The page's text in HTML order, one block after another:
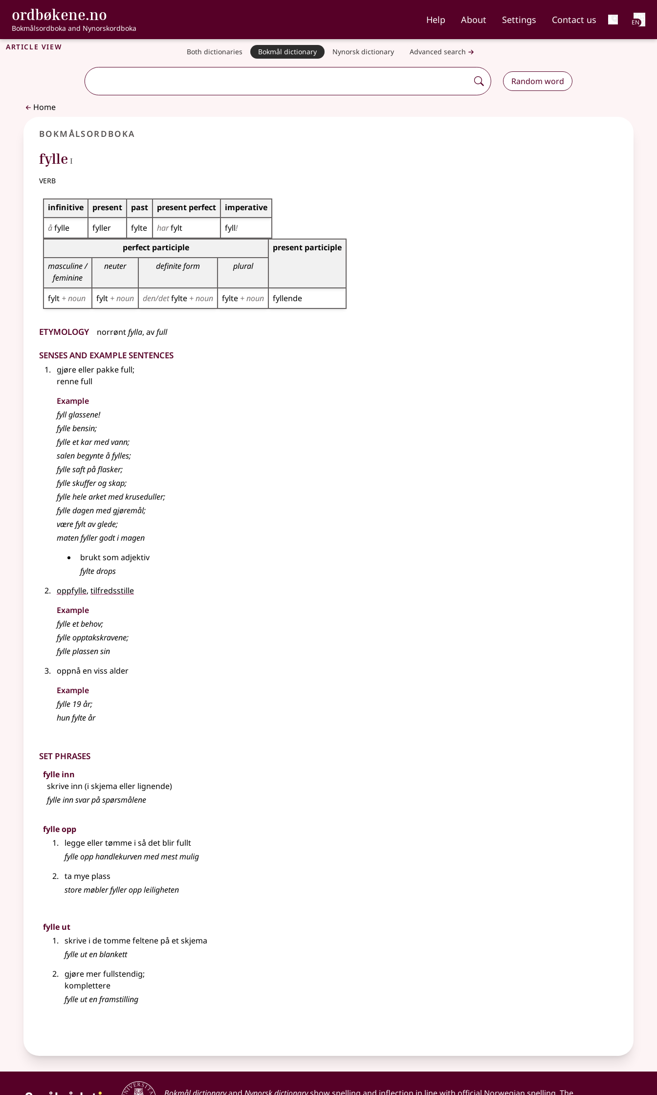
Skip to main content
Accessibility
ordbøkene.no
Bokmålsordboka and Nynorskordboka
Help About Settings Contact us EN
Article view Both dictionaries Bokmål dictionary Nynorsk dictionary Advanced search
Random word
Home
Bokmålsordboka
fylle I
verb
Inflection table for this verb
infinitive present past present perfect
imperative
åfylle fyller fylte harfylt fyll!
Inflection table for the participles of this verb
perfect participle
present participle
masculine /
feminine
neuter definite form plural
fylt + noun fylt + noun den/detfylte + noun fylte + noun fyllende
Etymology norrøntfylla, avfull
Senses and Example Sentences
gjøre eller pakke full;
renne full
Example
fyll glassene!
fyllebensin;
fylleet kar med vann;
salen begynte åfylles;
fyllesaft på flasker;
fylleskuffer og skap;
fyllehele arket med kruseduller;
fylledagen med gjøremål;
være fylt av glede;
matenfyllergodt i magen
brukt som adjektiv
fylte drops
oppfylle, tilfredsstille
Example
fylleet behov;
fylleopptakskravene;
fylleplassen sin
oppnå en viss alder
Example
fylle 19 år;
hun fylte år
Set phrases
fylle inn
skrive inn (i skjema eller lignende)
fylle inn svar på spørsmålene
fylle opp
legge eller tømme i så det blir fullt
fylle opp handlekurven med mest mulig
ta mye plass
store møbler fyller opp leiligheten
fylle ut
skrive i de tomme feltene på et skjema
fylle ut en blankett
gjøre mer fullstendig;
komplettere
fylle ut en framstilling